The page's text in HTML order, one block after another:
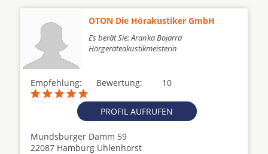
OTON Die Hörakustiker GmbH
Es berät Sie: Aranka Bojarra
Hörgeräteakustikmeisterin
Empfehlung: 10
Bewertung:
PROFIL AUFRUFEN
Mundsburger Damm 59
22087 Hamburg Uhlenhorst